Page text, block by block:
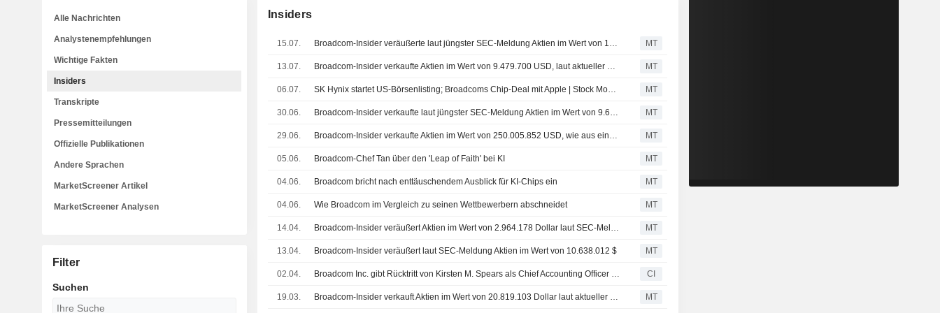
Insiders
15.07. Broadcom-Insider veräußerte laut jüngster SEC-Meldung Aktien im Wert von 10.033.225 USD MT
13.07. Broadcom-Insider verkaufte Aktien im Wert von 9.479.700 USD, laut aktueller SEC-Meldung MT
06.07. SK Hynix startet US-Börsenlisting; Broadcoms Chip-Deal mit Apple | Stock Movers MT
30.06. Broadcom-Insider verkaufte laut jüngster SEC-Meldung Aktien im Wert von 9.675.000 USD MT
29.06. Broadcom-Insider verkaufte Aktien im Wert von 250.005.852 USD, wie aus einer aktuellen SEC-Meldung hervorgeht MT
05.06. Broadcom-Chef Tan über den 'Leap of Faith' bei KI MT
04.06. Broadcom bricht nach enttäuschendem Ausblick für KI-Chips ein MT
04.06. Wie Broadcom im Vergleich zu seinen Wettbewerbern abschneidet MT
14.04. Broadcom-Insider veräußert Aktien im Wert von 2.964.178 Dollar laut SEC-Meldung MT
13.04. Broadcom-Insider veräußert laut SEC-Meldung Aktien im Wert von 10.638.012 $ MT
02.04. Broadcom Inc. gibt Rücktritt von Kirsten M. Spears als Chief Accounting Officer zum 12. Juni 2026 bekannt CI
19.03. Broadcom-Insider verkauft Aktien im Wert von 20.819.103 Dollar laut aktueller SEC-Meldung MT
Alle Nachrichten
Analystenempfehlungen
Wichtige Fakten
Insiders
Transkripte
Pressemitteilungen
Offizielle Publikationen
Andere Sprachen
MarketScreener Artikel
MarketScreener Analysen
Filter
Suchen